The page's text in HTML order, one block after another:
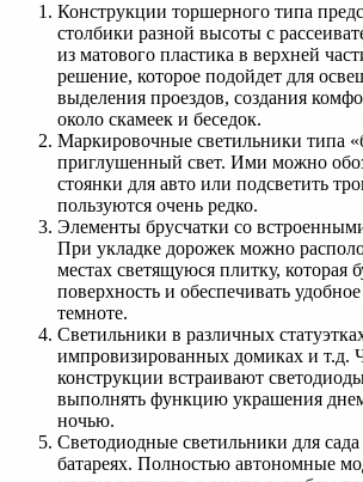
Конструкции торшерного типа
столбики разной высоты с
из матового пластика в верхней
решение, которое подойдет для
выделения проездов, создания
около скамеек и беседок.
Маркировочные светильники типа
приглушенный свет. Ими можно
стоянки для авто или подсветить
пользуются очень редко.
Элементы брусчатки со
При укладке дорожек можно
местах светящуюся плитку, которая
поверхность и обеспечивать
темноте.
Светильники в различных
импровизированных домиках и т.д.
конструкции встраивают
выполнять функцию украшения
ночью.
Светодиодные светильники для
батареях. Полностью автономные